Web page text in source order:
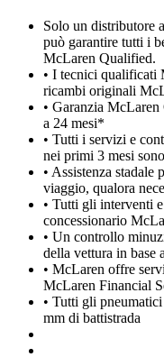
Solo un distributore
può garantire tutti i
McLaren Qualified.
• I tecnici qualificati
ricambi originali
• Garanzia
a 24 mesi*
• Tutti i servizi e
nei primi 3 mesi
• Assistenza stadale
viaggio, qualora
• Tutti gli interventi
concessionario
• Un controllo
della vettura in base
• McLaren offre
McLaren Financial
• Tutti gli
mm di battistrada